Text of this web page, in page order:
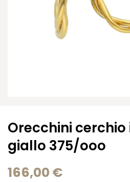
Orecchini cerchio
giallo 375/ooo
166,00 €